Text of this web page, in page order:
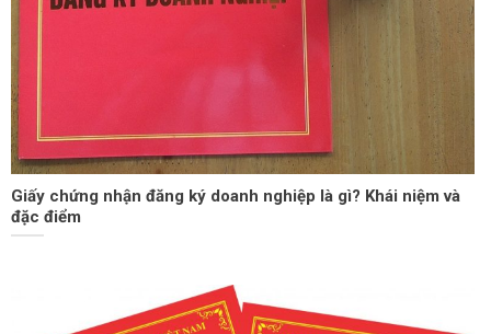
Giấy chứng nhận đăng ký doanh nghiệp là gì? Khái niệm và
đặc điểm